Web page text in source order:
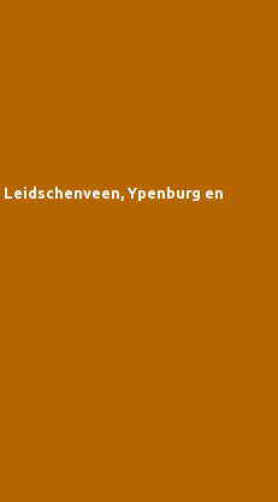
Ypenburg en